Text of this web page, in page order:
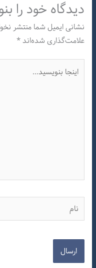
دیدگاه‌ خود را
نشانی ایمیل شما منتشر
علامت‌گذاری شده‌اند*
بنویسید…